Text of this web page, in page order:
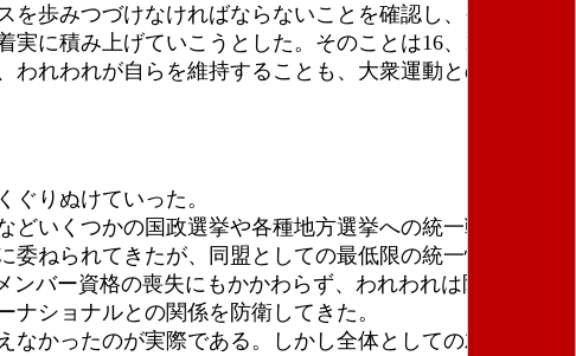
歩みつづけなければならないことを確認し、その中で
に積み上げていこうとした。そのことは16、17回大会
れわれが自らを維持することも、大衆運動との接点を
りぬけていった。
いくつかの国政選挙や各種地方選挙への統一戦線的関
ねられてきたが、同盟としての最低限の統一性（共通
バー資格の喪失にもかかわらず、われわれは限られた
ショナルとの関係を防衛してきた。
かったのが実際である。しかし全体としての左翼の力